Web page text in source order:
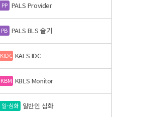
PP PALS Provider
PB PALS BLS 술기
KIDC KALS IDC
KBM KBLS Monitor
일-심화 일반인 심화